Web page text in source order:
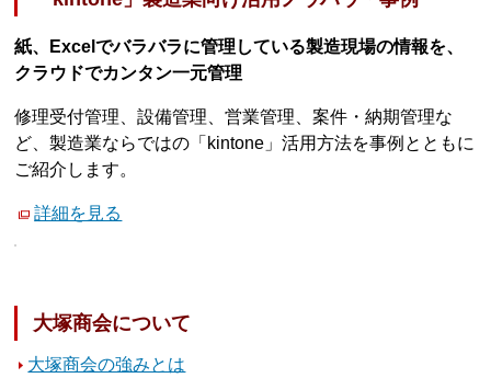
紙、Excelでバラバラに管理している製造現場の情報を、
クラウドでカンタン一元管理
修理受付管理、設備管理、営業管理、案件・納期管理な
ど、製造業ならではの「kintone」活用方法を事例とともに
ご紹介します。
詳細を見る
大塚商会について
大塚商会の強みとは